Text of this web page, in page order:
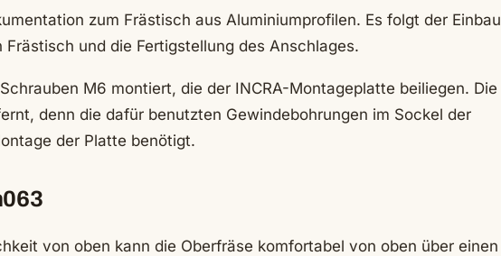
zum Frästisch aus Aluminiumprofilen. Es folgt der Einbau
Frästisch und die Fertigstellung des Anschlages.
M6 montiert, die der INCRA-Montageplatte beiliegen. Die
denn die dafür benutzten Gewindebohrungen im Sockel der
der Platte benötigt.
von oben kann die Oberfräse komfortabel von oben über einen